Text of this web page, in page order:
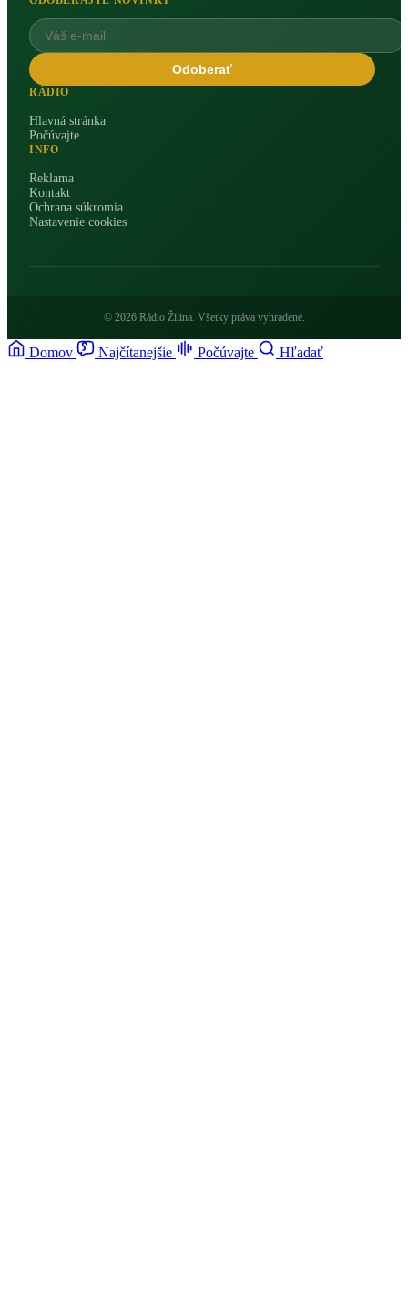
Odoberať
RÁDIO
Hlavná stránka
Počúvajte
INFO
Reklama
Kontakt
Ochrana súkromia
Nastavenie cookies
© 2026 Rádio Žilina. Všetky práva vyhradené.
Domov Najčítanejšie Počúvajte Hľadať